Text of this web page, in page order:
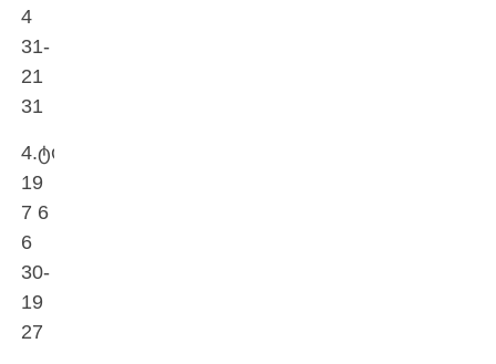
4
31-
21
31
4.ტორპედო
19
7 6
6
30-
19
27